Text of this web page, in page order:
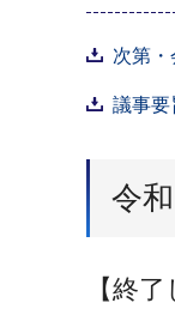
次第・
議事要
令
【終